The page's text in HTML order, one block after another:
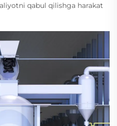
qabul qilishga harakat